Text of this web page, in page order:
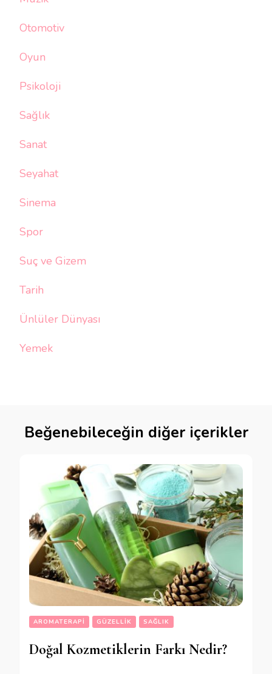
Otomotiv
Oyun
Psikoloji
Sağlık
Sanat
Seyahat
Sinema
Spor
Suç ve Gizem
Tarih
Ünlüler Dünyası
Yemek
Beğenebileceğin diğer içerikler
AROMATERAPI GÜZELLIK SAĞLIK
Doğal Kozmetiklerin Farkı Nedir?